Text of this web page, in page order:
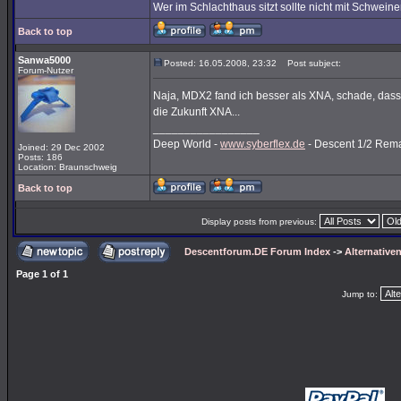
Wer im Schlachthaus sitzt sollte nicht mit
Back to top
Sanwa5000
Forum-Nutzer
Joined: 29 Dec 2002
Posts: 186
Location: Braunschweig
Posted: 16.05.2008, 23:32 Post subject:
Naja, MDX2 fand ich besser als XNA, schade,
die Zukunft XNA...
Deep World - www.syberflex.de - Descent 1/2
Back to top
Display posts from previous:
Descentforum.DE Forum Index ->
Page 1 of 1
Jump to: